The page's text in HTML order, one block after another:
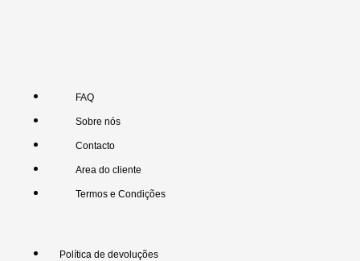
FAQ
Sobre nós
Contacto
Area do cliente
Termos e Condições
Política de devoluções